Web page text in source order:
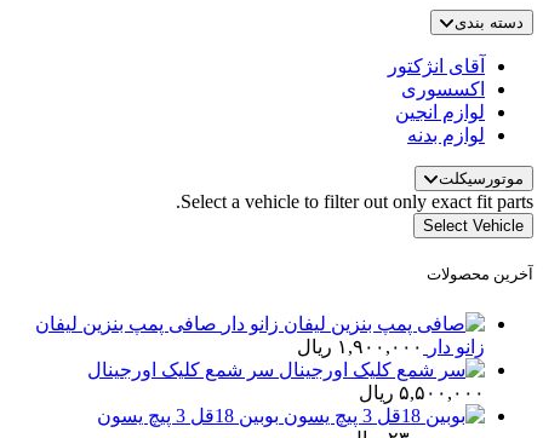
دسته بندی
آقای انژکتور
اکسسوری
لوازم انجین
لوازم بدنه
موتورسیکلت
Select a vehicle to filter out only exact fit parts.
Select Vehicle
آخرین محصولات
صافی پمپ بنزین لیفان
زانو دار
۱,۹۰۰,۰۰۰ ریال
سر شمع کلیک اورجینال
۵,۵۰۰,۰۰۰ ریال
بوبین 18قل 3 پیچ یسون